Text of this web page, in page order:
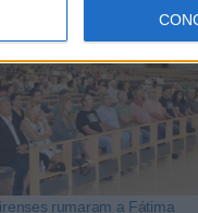
rumaram a Fátima